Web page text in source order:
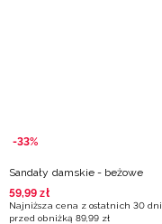
-33%
Sandały damskie - beżowe
59,99 zł
Najniższa cena z ostatnich 30 dni
przed obniżką 89,99 zł